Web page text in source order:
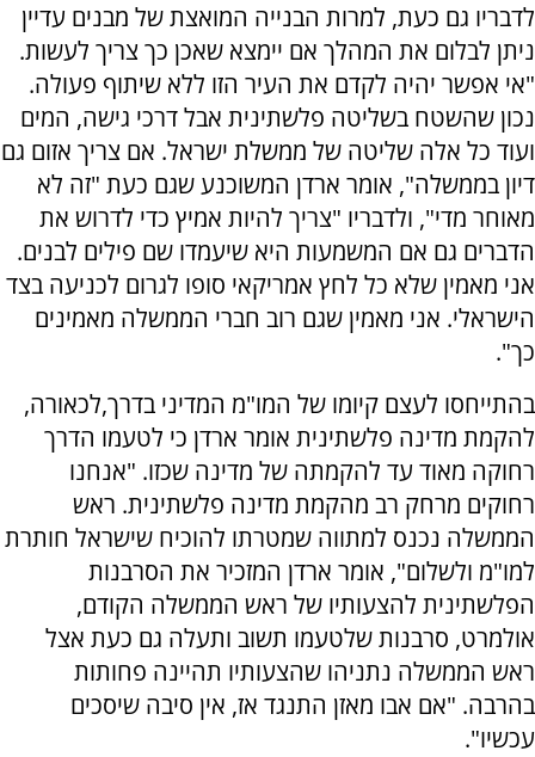
לדבריו גם כעת, למרות הבנייה המואצת של מבנים עדיין
ניתן לבלום את המהלך אם יימצא שאכן כך צריך לעשות.
"אי אפשר יהיה לקדם את העיר הזו ללא שיתוף פעולה.
נכון שהשטח בשליטה פלשתינית אבל דרכי גישה, המים
ועוד כל אלה שליטה של ממשלת ישראל. אם צריך אזום גם
דיון בממשלה", אומר ארדן המשוכנע שגם כעת "זה לא
מאוחר מדי", ולדבריו "צריך להיות אמיץ כדי לדרוש את
הדברים גם אם המשמעות היא שיעמדו שם פילים לבנים.
אני מאמין שלא כל לחץ אמריקאי סופו לגרום לכניעה בצד
הישראלי. אני מאמין שגם רוב חברי הממשלה מאמינים
כך".
בהתייחסו לעצם קיומו של המו"מ המדיני בדרך,לכאורה,
להקמת מדינה פלשתינית אומר ארדן כי לטעמו הדרך
רחוקה מאוד עד להקמתה של מדינה שכזו. "אנחנו
רחוקים מרחק רב מהקמת מדינה פלשתינית. ראש
הממשלה נכנס למתווה שמטרתו להוכיח שישראל חותרת
למו"מ ולשלום", אומר ארדן המזכיר את הסרבנות
הפלשתינית להצעותיו של ראש הממשלה הקודם,
אולמרט, סרבנות שלטעמו תשוב ותעלה גם כעת אצל
ראש הממשלה נתניהו שהצעותיו תהיינה פחותות
בהרבה. "אם אבו מאזן התנגד אז, אין סיבה שיסכים
עכשיו".